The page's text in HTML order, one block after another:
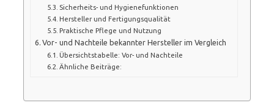
Sicherheits- und Hygienefunktionen
Hersteller und Fertigungsqualität
Praktische Pflege und Nutzung
Vor- und Nachteile bekannter Hersteller im Vergleich
Übersichtstabelle: Vor- und Nachteile
Ähnliche Beiträge: